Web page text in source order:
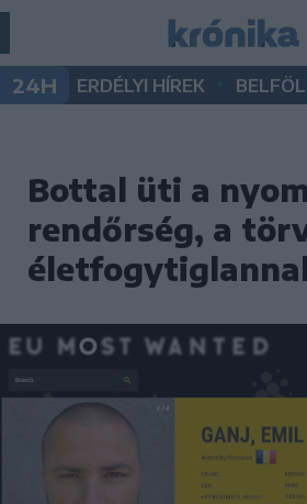
24H ERDÉLYI HÍREK
Bottal üti a
rendőrség, a